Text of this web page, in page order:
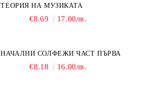
ТЕОРИЯ НА МУЗИКАТА
€8.69 17.00лв.
НАЧАЛНИ СОЛФЕЖИ ЧАСТ ПЪРВА
€8.18 16.00лв.